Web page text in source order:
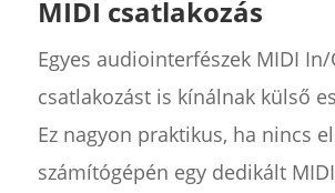
‍MIDI csatlakozás
Egyes audiointerfészek MIDI
csatlakozást is kínálnak külső
Ez nagyon praktikus, ha nincs
számítógépén egy dedikált